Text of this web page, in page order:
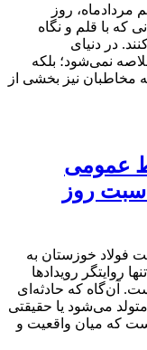
روز
که با قلم و نگاه
در دنیای
نمی‌شود؛ بلکه
مخاطبان نیز بخشی از
عمومی
روز
فولاد خوزستان به
روایتگر رویدادها
آن‌گاه که حادثه‌ای
می‌شود یا حقیقتی
است که میان واقعیت و